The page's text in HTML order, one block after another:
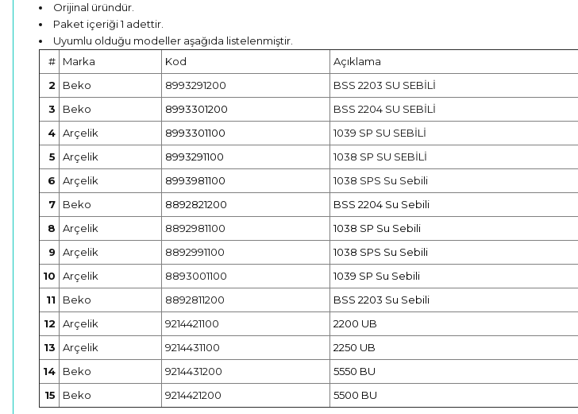
Orijinal üründür.
Paket içeriği 1 adettir.
Uyumlu olduğu modeller aşağıda listelenmiştir.
#
Marka Kod
Açıklama
2
Beko 8993291200
BSS 2203 SU SEBİLİ
3
Beko 8993301200
BSS 2204 SU SEBİLİ
4 Arçelik 8993301100
1039 SP SU SEBİLİ
5
Arçelik 8993291100
1038 SP SU SEBİLİ
6
Arçelik 8993981100
1038 SPS Su Sebili
7
Beko 8892821200
BSS 2204 Su Sebili
8
Arçelik 8892981100
1038 SP Su Sebili
9
Arçelik 8892991100
1038 SPS Su Sebili
10
Arçelik 8893001100
1039 SP Su Sebili
11
Beko 8892811200
BSS 2203 Su Sebili
12
Arçelik 9214421100
2200 UB
13
Arçelik 9214431100
2250 UB
14
Beko 9214431200
5550 BU
15
Beko 9214421200 5500 BU